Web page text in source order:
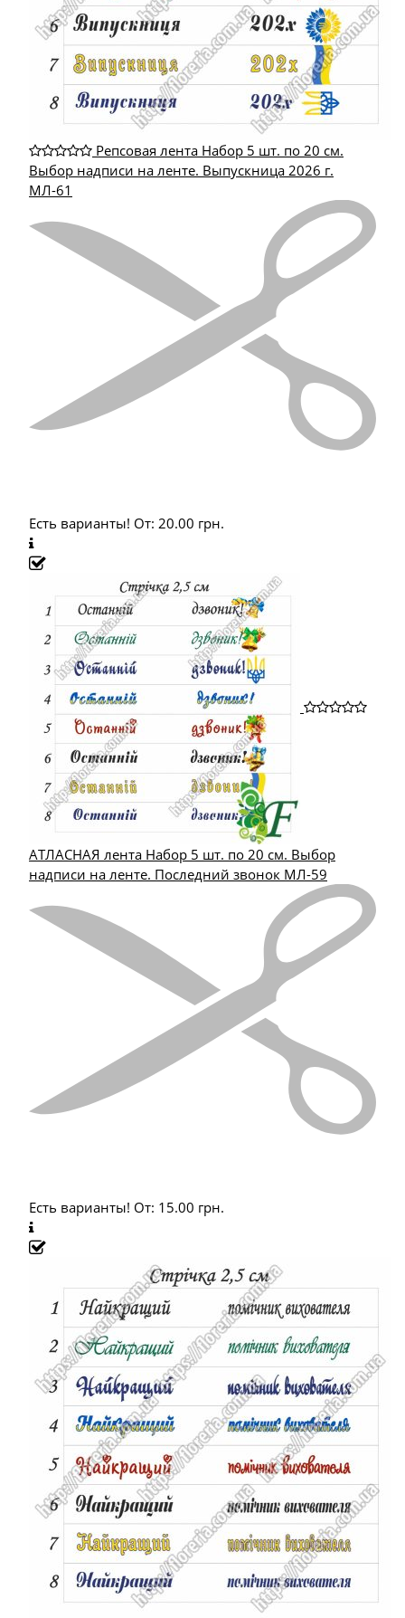
Репсовая лента Набор 5 шт. по 20 см.
Выбор надписи на ленте. Выпускница 2026 г.
МЛ-61
Есть варианты! От: 20.00 грн.
АТЛАСНАЯ лента Набор 5 шт. по 20 см. Выбор
надписи на ленте. Последний звонок МЛ-59
Есть варианты! От: 15.00 грн.